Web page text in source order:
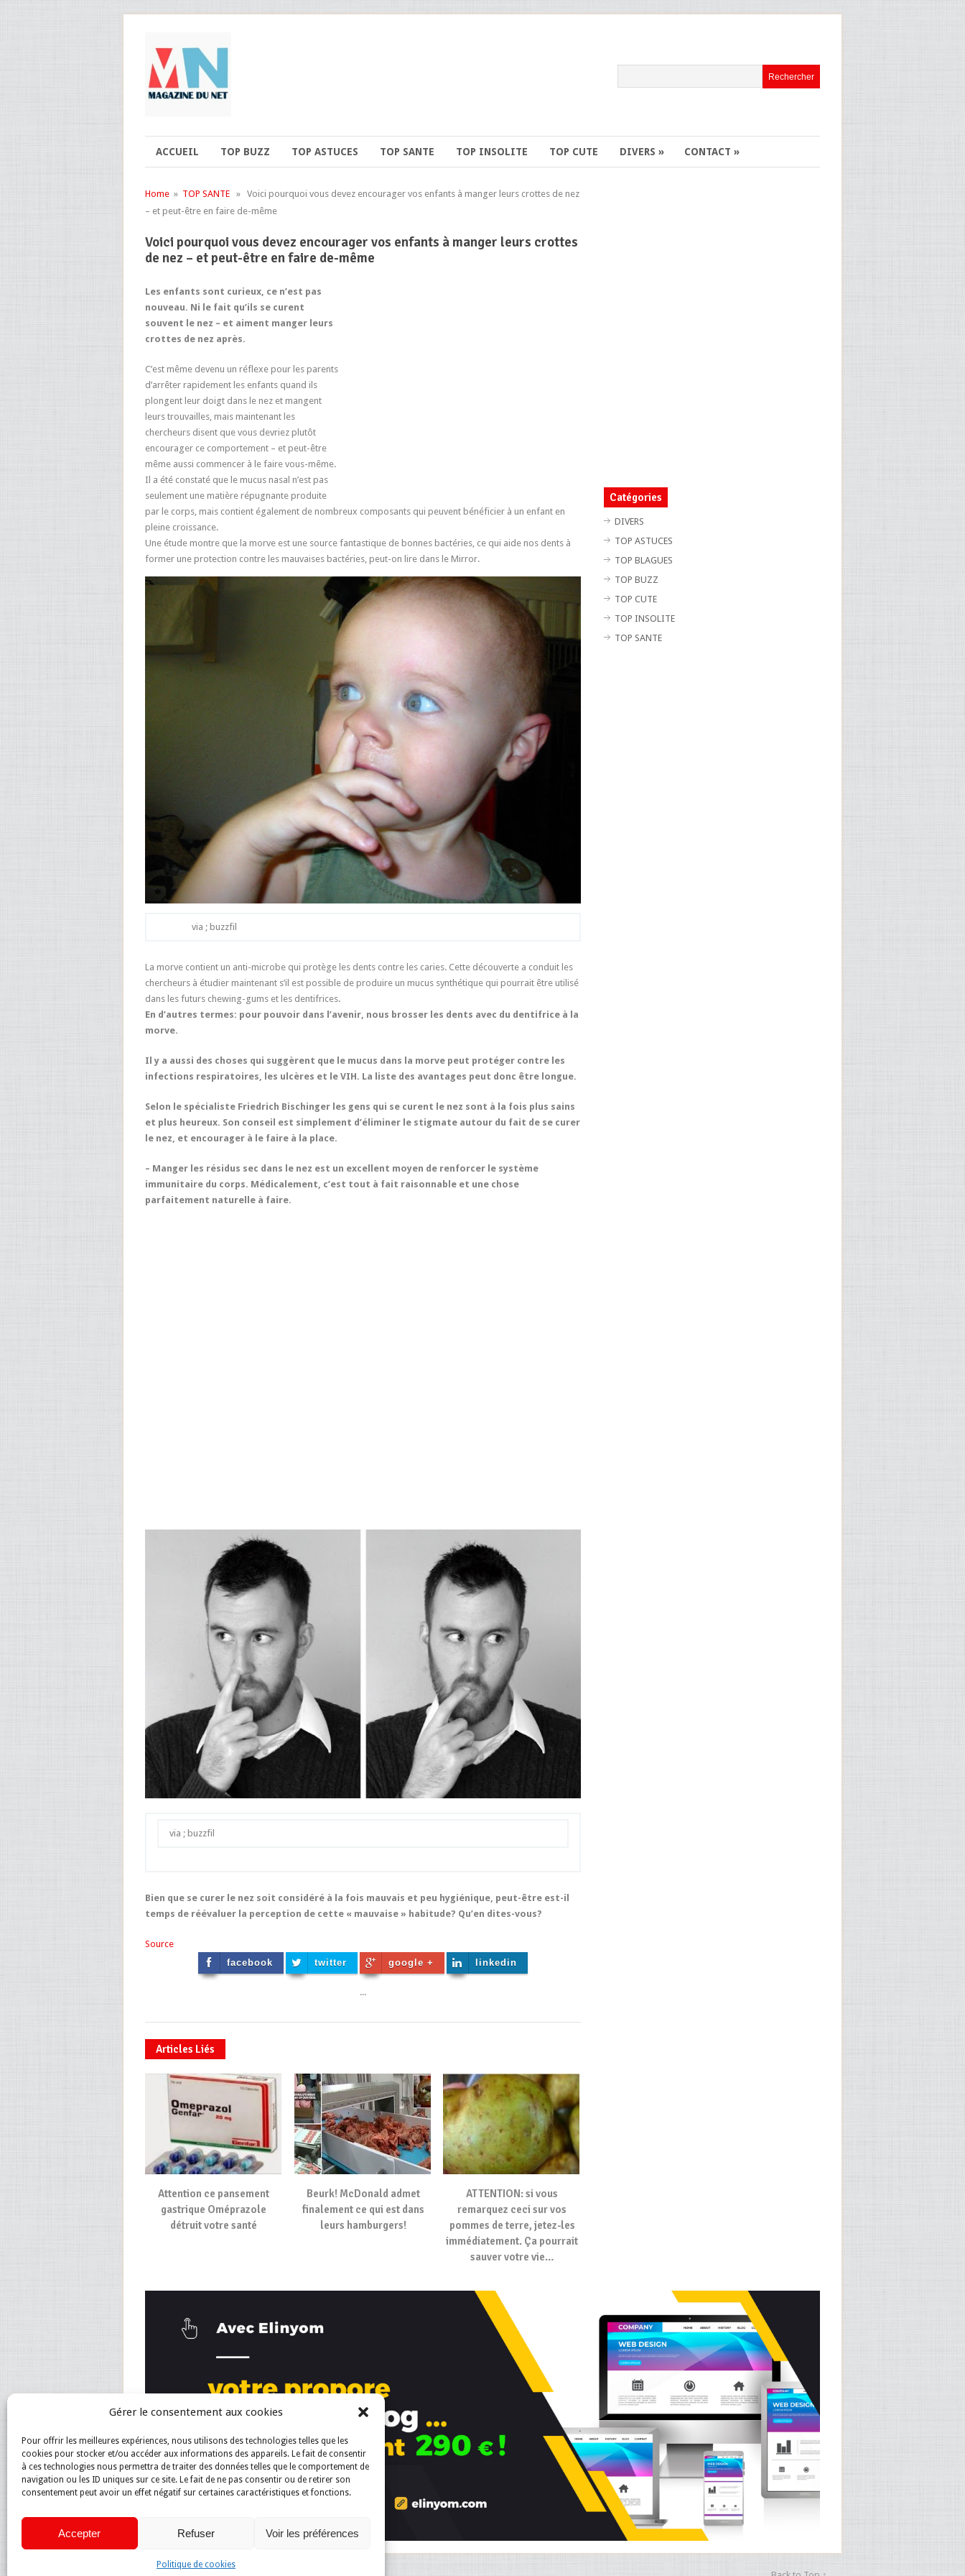
Gérer le consentement aux cookies
Pour offrir les meilleures expériences, nous utilisons des technologies telles que les
cookies pour stocker et/ou accéder aux informations des appareils. Le fait de consentir
à ces technologies nous permettra de traiter des données telles que le comportement de
navigation ou les ID uniques sur ce site. Le fait de ne pas consentir ou de retirer son
consentement peut avoir un effet négatif sur certaines caractéristiques et fonctions.
Accepter Refuser Voir les préférences
Politique de cookies
ACCUEIL TOP BUZZ TOP ASTUCES TOP SANTE TOP INSOLITE TOP CUTE DIVERS » CONTACT »
Home » TOP SANTE » Voici pourquoi vous devez encourager vos enfants à manger leurs crottes de nez
– et peut-être en faire de-même
Voici pourquoi vous devez encourager vos enfants à manger leurs crottes
de nez – et peut-être en faire de-même
Les enfants sont curieux, ce n’est pas
nouveau. Ni le fait qu’ils se curent
souvent le nez – et aiment manger leurs
crottes de nez après.
C’est même devenu un réflexe pour les parents
d’arrêter rapidement les enfants quand ils
plongent leur doigt dans le nez et mangent
leurs trouvailles, mais maintenant les
chercheurs disent que vous devriez plutôt
encourager ce comportement – et peut-être
même aussi commencer à le faire vous-même.
Il a été constaté que le mucus nasal n’est pas
seulement une matière répugnante produite
par le corps, mais contient également de nombreux composants qui peuvent bénéficier à un enfant en
pleine croissance.
Une étude montre que la morve est une source fantastique de bonnes bactéries, ce qui aide nos dents à
former une protection contre les mauvaises bactéries, peut-on lire dans le Mirror.
via ; buzzfil
La morve contient un anti-microbe qui protège les dents contre les caries. Cette découverte a conduit les
chercheurs à étudier maintenant s’il est possible de produire un mucus synthétique qui pourrait être utilisé
dans les futurs chewing-gums et les dentifrices.
En d’autres termes: pour pouvoir dans l’avenir, nous brosser les dents avec du dentifrice à la
morve.
Il y a aussi des choses qui suggèrent que le mucus dans la morve peut protéger contre les
infections respiratoires, les ulcères et le VIH. La liste des avantages peut donc être longue.
Selon le spécialiste Friedrich Bischinger les gens qui se curent le nez sont à la fois plus sains
et plus heureux. Son conseil est simplement d’éliminer le stigmate autour du fait de se curer
le nez, et encourager à le faire à la place.
– Manger les résidus sec dans le nez est un excellent moyen de renforcer le système
immunitaire du corps. Médicalement, c’est tout à fait raisonnable et une chose
parfaitement naturelle à faire.
via ; buzzfil
Bien que se curer le nez soit considéré à la fois mauvais et peu hygiénique, peut-être est-il
temps de réévaluer la perception de cette « mauvaise » habitude? Qu’en dites-vous?
Source
facebook
twitter google + linkedin
...
Articles Liés
Attention ce pansement
gastrique Oméprazole
détruit votre santé
Beurk! McDonald admet
finalement ce qui est dans
leurs hamburgers!
ATTENTION: si vous
remarquez ceci sur vos
pommes de terre, jetez-les
immédiatement. Ça pourrait
sauver votre vie…
Catégories
DIVERS
TOP ASTUCES
TOP BLAGUES
TOP BUZZ
TOP CUTE
TOP INSOLITE
TOP SANTE